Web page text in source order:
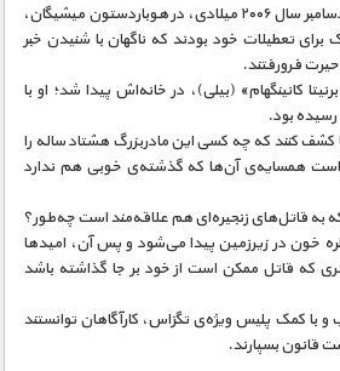
در تاریخ یکم دسامبر سال ۲۰۰۶ میلادی، در هوباردستون میشیگان،
تعطیلات خود بودند که ناگهان با شنیدن خبر
فرورفتند.
کانینگهام» (بیلی)، در خانه‌اش پیدا شد؛ او با
بود.
کشف کنند که چه کسی این مادربزرگ هشتاد ساله را
است همسایه‌ی آن‌ها که گذشته‌ی خوبی هم ندارد
که به قاتل‌های زنجیره‌ای هم علاقه‌مند است چه‌طور؟
خون در زیرزمین پیدا می‌شود و پس آن، امیدها
که قاتل ممکن است از خود بر جا گذاشته باشد
و با کمک پلیس ویژه‌ی تگزاس، کارآگاهان توانستند
قانون بسپارند.